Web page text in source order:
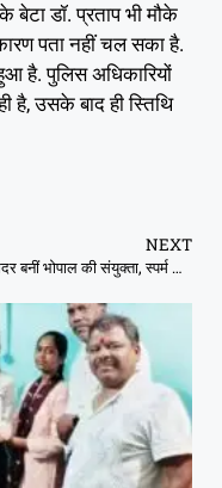
डॉ. प्रताप भी मौके
पता नहीं चल सका है.
है. पुलिस अधिकारियों
है, उसके बाद ही स्तिथि
NEXT
सिंगल मदर बनीं भोपाल की संयुक्ता, स्पर्म डोनेशन के जरिए दिया बेटे को जन्म